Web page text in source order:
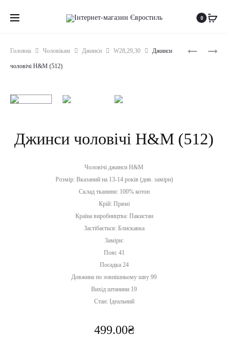
0
ДЖИНСИ
ДЖИНСИ
Головна Чоловікам Джинси W28,29,30 Джинси
чоловічі H&M (512)
Джинси чоловічі H&M (512)
Чоловічі джинси H&M
Розмір: Вказаний на 13-14 років (див. заміри)
Склад тканини: 100% котон
Крій: Прямі
Країна виробництва: Пакистан
Застібається: Блискавка
Заміри:
Пояс 41
Посадка 24
Довжина по зовнішньому шву 99
Вихід штанини 19
Стан: Ідеальний
499.00₴